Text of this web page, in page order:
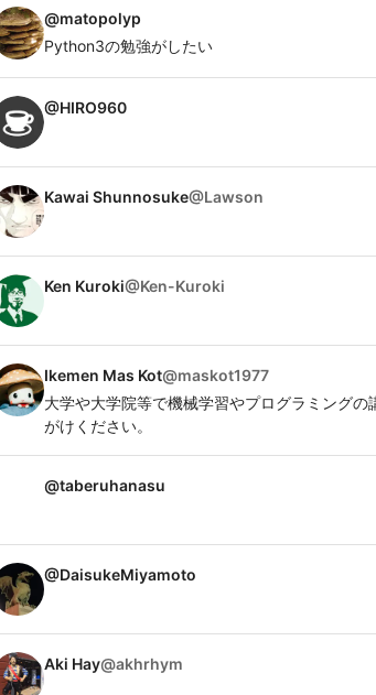
@matopolyp
Python3の勉強がしたい
@HIRO960
Kawai Shunnosuke@Lawson
Ken Kuroki@Ken-Kuroki
Ikemen Mas Kot@maskot1977
大学や大学院等で機械学習やプログラミング
がけください。
@taberuhanasu
@DaisukeMiyamoto
Aki Hay@akhrhym